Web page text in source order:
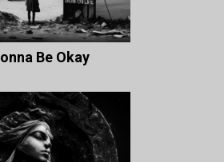
Be Okay